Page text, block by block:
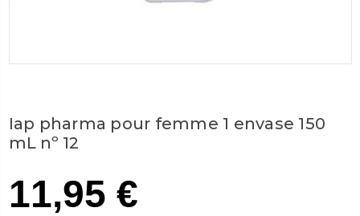
Iap pharma pour femme 1 envase 150
mL nº 12
11,95 €